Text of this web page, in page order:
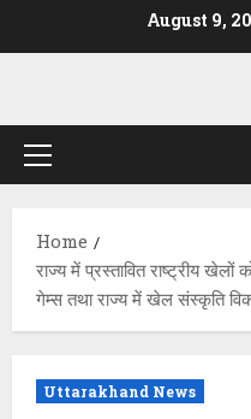
August 9,
Primary
Home
राज्य में प्रस्तावित राष्ट्रीय
गेम्स तथा राज्य में खेल संस्कृति
Uttarakhand News